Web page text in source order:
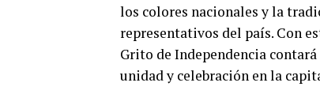
los colores nacionales y la
representativos del país. Con
Grito de Independencia
unidad y celebración en la